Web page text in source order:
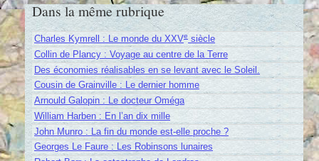
Dans la même rubrique
Charles Kymrell : Le monde du XXVesiècle
Collin de Plancy : Voyage au centre de la Terre
Des économies réalisables en se levant avec le Soleil.
Cousin de Grainville : Le dernier homme
Arnould Galopin : Le docteur Oméga
William Harben : En l’an dix mille
John Munro : La fin du monde est-elle proche ?
Georges Le Faure : Les Robinsons lunaires